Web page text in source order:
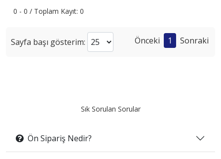
0 - 0 / Toplam Kayıt: 0
Sayfa başı gösterim: Önceki 1 Sonraki
Sık Sorulan Sorular
Ön Sipariş Nedir?